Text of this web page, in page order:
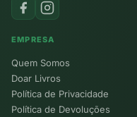
EMPRESA
Quem Somos
Doar Livros
Política de Privacidade
Política de Devoluções